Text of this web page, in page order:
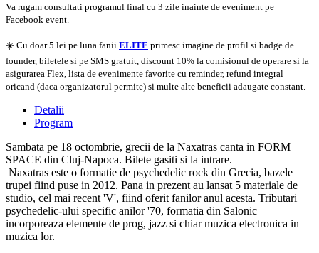
Va rugam consultati programul final cu 3 zile inainte de eveniment pe
Facebook event.
☀️ Cu doar 5 lei pe luna fanii ELITE primesc imagine de profil si badge de
founder, biletele si pe SMS gratuit, discount 10% la comisionul de operare si la
asigurarea Flex, lista de evenimente favorite cu reminder, refund integral
oricand (daca organizatorul permite) si multe alte beneficii adaugate constant.
Detalii
Program
Sambata pe 18 octombrie, grecii de la Naxatras canta in FORM
SPACE din Cluj-Napoca. Bilete gasiti si la intrare.
Naxatras este o formatie de psychedelic rock din Grecia, bazele
trupei fiind puse in 2012. Pana in prezent au lansat 5 materiale de
studio, cel mai recent 'V', fiind oferit fanilor anul acesta. Tributari
psychedelic-ului specific anilor '70, formatia din Salonic
incorporeaza elemente de prog, jazz si chiar muzica electronica in
muzica lor.